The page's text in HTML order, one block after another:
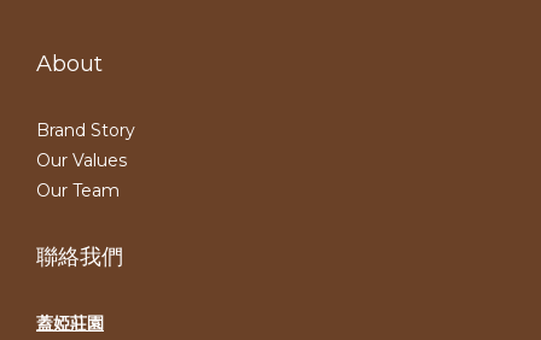
About
Brand Story
Our Values
Our Team
聯絡我們
蓋婭莊園